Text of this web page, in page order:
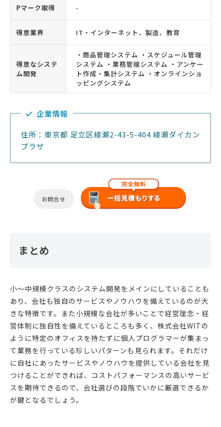
Pマーク取得 -
得意業界 IT・インターネット、製造、教育
得意なシステ
ム開発
・商品管理システム ・スケジュール管理
システム ・業務管理システム ・アンケー
ト作成・集計システム ・オンラインショ
ッピングシステム
企業情報
住所：東京都 足立区綾瀬2-43-5-404 綾瀬ダイカン
プラザ
お問合せ
まとめ
小〜中規模クラスのシステム開発をメインにしていることも
あり、会社も独自のサービスやノウハウを備えているのが大
きな特徴です。また小規模な会社が多いことで経営理念・経
営体制に独自性を備えているところも多く、株式会社WITの
ように特定のオフィスを持たずに個人プログラマーが集まっ
て業務を行っている珍しいパターンも見られます。それだけ
に自社にあったサービスやノウハウを提供している会社を見
つけることができれば、コストパフォーマンスの高いサービ
スを期待できるので、会社選びの段階でいかに厳選できるか
が鍵となるでしょう。